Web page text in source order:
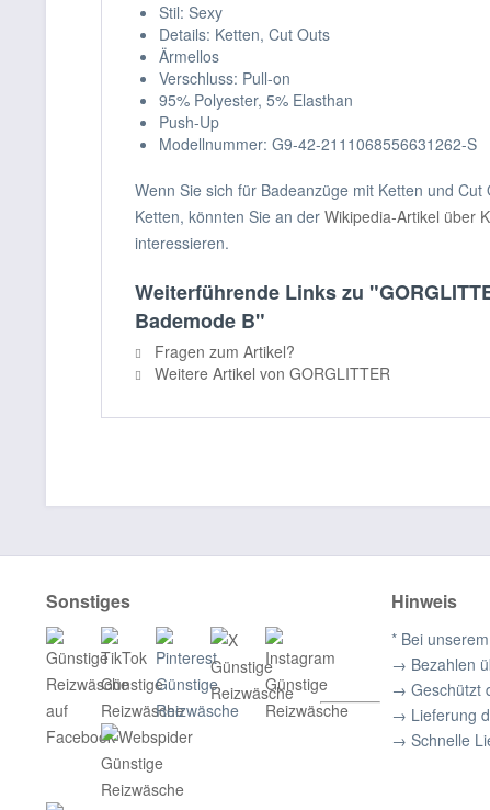
Stil: Sexy
Details: Ketten, Cut Outs
Ärmellos
Verschluss: Pull-on
95% Polyester, 5% Elasthan
Push-Up
Modellnummer: G9-42-2111068556631262-S
Wenn Sie sich für Badeanzüge mit Ketten und
Ketten, könnten Sie an der Wikipedia-Artikel über
interessieren.
Weiterführende Links zu
Bademode B"
Fragen zum Artikel?
Weitere Artikel von GORGLITTER
Sonstiges Hinweis
* Bei
→ Bezahlen
→ Geschützt
→ Lieferung
→ Schnelle